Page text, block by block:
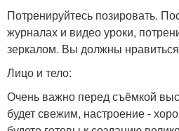
Потренируйтесь позировать.
журналах и видео уроки,
зеркалом. Вы должны
Лицо и тело:
Очень важно перед съёмкой
будет свежим, настроение -